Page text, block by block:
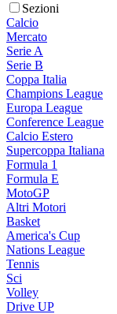
Sezioni
Calcio
Mercato
Serie A
Serie B
Coppa Italia
Champions League
Europa League
Conference League
Calcio Estero
Supercoppa Italiana
Formula 1
Formula E
MotoGP
Altri Motori
Basket
America's Cup
Nations League
Tennis
Sci
Volley
Drive UP